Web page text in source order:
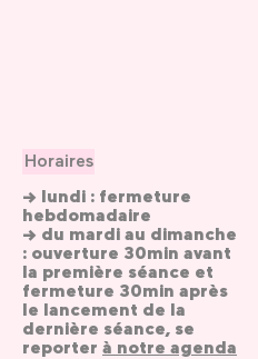
Horaires
→ lundi : fermeture
hebdomadaire
→ du mardi au dimanche
: ouverture 30min avant
la première séance et
fermeture 30min après
le lancement de la
dernière séance, se
reporter à notre agenda